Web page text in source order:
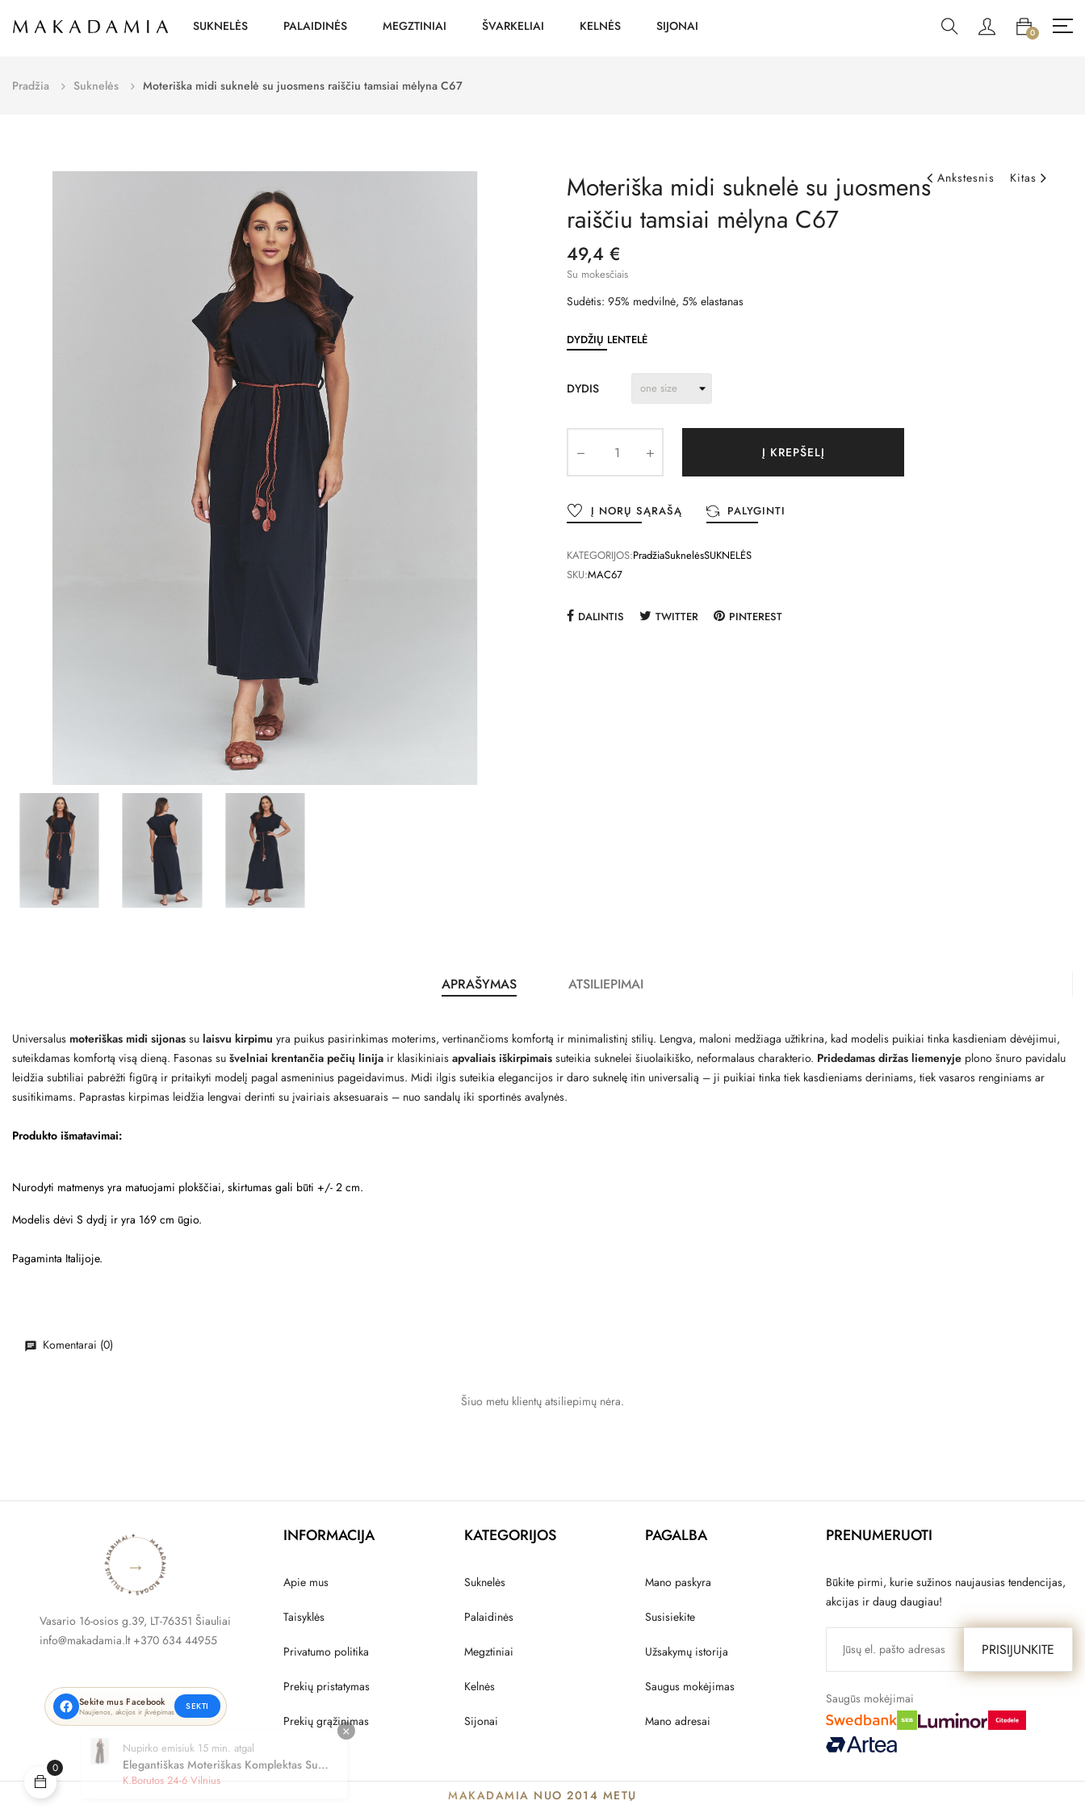
SUKNELĖS PALAIDINĖS MEGZTINIAI ŠVARKELIAI KELNĖS SIJONAI 0
Pradžia Suknelės Moteriška midi suknelė su juosmens raiščiu tamsiai mėlyna C67
Ankstesnis Kitas
Moteriška midi suknelė su juosmens
raiščiu tamsiai mėlyna C67
49,4 €
Su mokesčiais
Sudėtis: 95% medvilnė, 5% elastanas
DYDŽIŲ LENTELĖ
DYDIS
Į KREPŠELĮ
Į NORŲ SĄRAŠĄ PALYGINTI
KATEGORIJOS:PradžiaSuknelėsSUKNELĖS
SKU:MAC67
DALINTIS TWITTER PINTEREST
APRAŠYMAS ATSILIEPIMAI
Universalus moteriškas midi sijonas su laisvu kirpimu yra puikus pasirinkimas moterims, vertinančioms komfortą ir minimalistinį stilių. Lengva, maloni medžiaga užtikrina, kad modelis puikiai tinka kasdieniam dėvėjimui,
suteikdamas komfortą visą dieną. Fasonas su švelniai krentančia pečių linija ir klasikiniais apvaliais iškirpimais suteikia suknelei šiuolaikiško, neformalaus charakterio. Pridedamas diržas liemenyje plono šnuro pavidalu
leidžia subtiliai pabrėžti figūrą ir pritaikyti modelį pagal asmeninius pageidavimus. Midi ilgis suteikia elegancijos ir daro suknelę itin universalią – ji puikiai tinka tiek kasdieniams deriniams, tiek vasaros renginiams ar
susitikimams. Paprastas kirpimas leidžia lengvai derinti su įvairiais aksesuarais – nuo sandalų iki sportinės avalynės.
Produkto išmatavimai:
Nurodyti matmenys yra matuojami plokščiai, skirtumas gali būti +/- 2 cm.
Modelis dėvi S dydį ir yra 169 cm ūgio.
Pagaminta Italijoje.
Komentarai (0)
Šiuo metu klientų atsiliepimų nėra.
MAKADAMIA BLOGAS ✦ STILIAUS PATARIMAI ✦
→
Vasario 16-osios g.39, LT-76351 Šiauliai
info@makadamia.lt +370 634 44955
Sekite mus Facebook
Naujienos, akcijos ir įkvėpimas SEKTI
INFORMACIJA
Apie mus
Taisyklės
Privatumo politika
Prekių pristatymas
Prekių grąžinimas
KATEGORIJOS
Suknelės
Palaidinės
Megztiniai
Kelnės
Sijonai
PAGALBA
Mano paskyra
Susisiekite
Užsakymų istorija
Saugus mokėjimas
Mano adresai
PRENUMERUOTI
Būkite pirmi, kurie sužinos naujausias tendencijas,
akcijas ir daug daugiau!
PRISIJUNKITE
Saugūs mokėjimai
MAKADAMIA NUO 2014 METŲ
×
Nupirko emisiuk 15 min. atgal
Elegantiškas Moteriškas Komplektas Su
Laisva Palaidine Ir Plačiomis Kelnėmis
K.Borutos 24-6 Vilnius
0